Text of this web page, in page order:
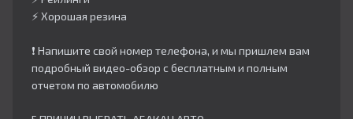
⚡️ Хорошая резина
❗️ Напишите свой номер телефона, и мы пришлем вам
подробный видео-обзор с бесплатным и полным
отчетом по автомобилю